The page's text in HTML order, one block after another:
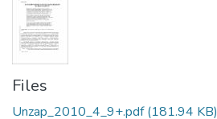
Files
Unzap_2010_4_9+.pdf(181.94 KB)